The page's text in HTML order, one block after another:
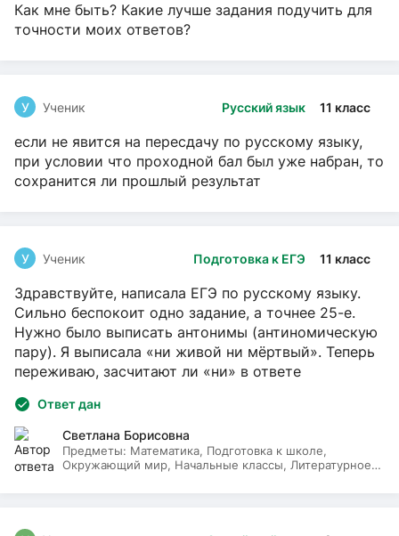
Как мне быть? Какие лучше задания подучить для
точности моих ответов?
Русский язык 11 класс
У Ученик
если не явится на пересдачу по русскому языку,
при условии что проходной бал был уже набран, то
сохранится ли прошлый результат
Подготовка к ЕГЭ 11 класс
У Ученик
Здравствуйте, написала ЕГЭ по русскому языку.
Сильно беспокоит одно задание, а точнее 25-е.
Нужно было выписать антонимы (антиномическую
пару). Я выписала «ни живой ни мёртвый». Теперь
переживаю, засчитают ли «ни» в ответе
Ответ дан
Светлана Борисовна
Предметы: Математика, Подготовка к школе,
Окружающий мир, Начальные классы, Литературное